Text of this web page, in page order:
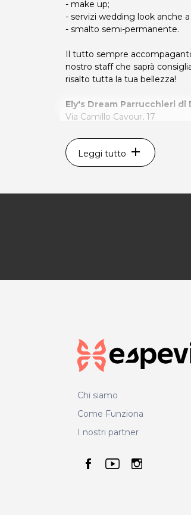
- make up;
- servizi wedding look anche
- smalto semi-permanente.
Il tutto sempre
nostro staff che saprà
risalto tutta la tua bellezza!
Ely's Dream Parrucchieri di
Via Camillo Cavour, 17
Tel. 0434998892
P.IVA 01675600934
Per ulteriori informazioni
Leggi tutto add
Chi siamo
Come Funziona
I nostri partner
seguici su
seguici